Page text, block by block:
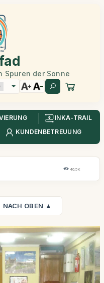
Spuren der Sonne
INKA-TRAIL
KUNDENBETREUUNG
46,5K
NACH OBEN ▲